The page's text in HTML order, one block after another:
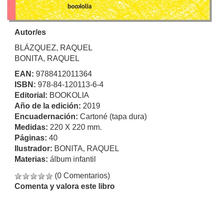
Autor/es
BLÁZQUEZ, RAQUEL
BONITA, RAQUEL
EAN: 9788412011364
ISBN: 978-84-120113-6-4
Editorial: BOOKOLIA
Año de la edición: 2019
Encuadernación: Cartoné (tapa dura)
Medidas: 220 X 220 mm.
Páginas: 40
Ilustrador: BONITA, RAQUEL
Materias: álbum infantil
(0 Comentarios)
Comenta y valora este libro